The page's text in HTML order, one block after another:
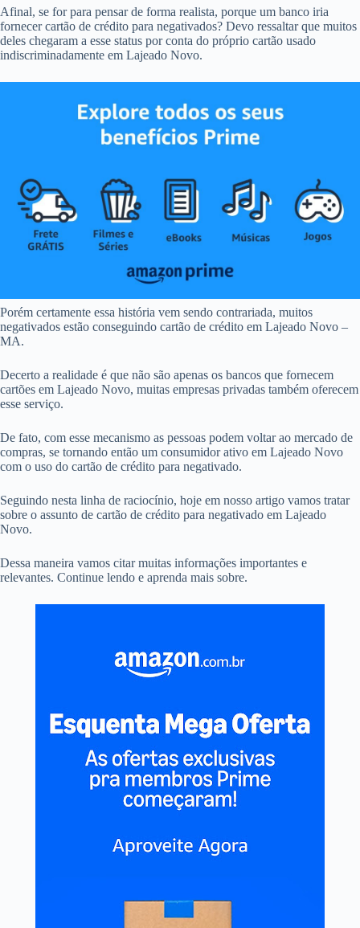
Afinal, se for para pensar de forma realista, porque um banco iria
fornecer cartão de crédito para negativados? Devo ressaltar que muitos
deles chegaram a esse status por conta do próprio cartão usado
indiscriminadamente em Lajeado Novo.
Porém certamente essa história vem sendo contrariada, muitos
negativados estão conseguindo cartão de crédito em Lajeado Novo –
MA.
Decerto a realidade é que não são apenas os bancos que fornecem
cartões em Lajeado Novo, muitas empresas privadas também oferecem
esse serviço.
De fato, com esse mecanismo as pessoas podem voltar ao mercado de
compras, se tornando então um consumidor ativo em Lajeado Novo
com o uso do cartão de crédito para negativado.
Seguindo nesta linha de raciocínio, hoje em nosso artigo vamos tratar
sobre o assunto de cartão de crédito para negativado em Lajeado
Novo.
Dessa maneira vamos citar muitas informações importantes e
relevantes. Continue lendo e aprenda mais sobre.